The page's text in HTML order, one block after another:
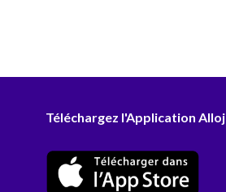
Téléchargez l'Application Alloj